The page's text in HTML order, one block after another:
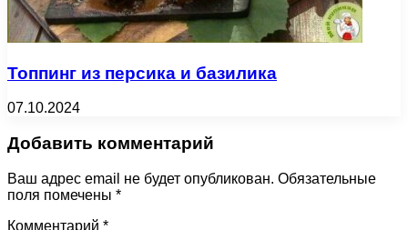
Топпинг из персика и базилика
07.10.2024
Добавить комментарий
Ваш адрес email не будет опубликован. Обязательные
поля помечены *
Комментарий *